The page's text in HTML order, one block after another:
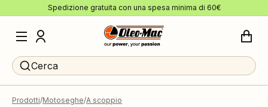
Spedizione gratuita con una spesa minima di 60€
Cerca
Prodotti Motoseghe A scoppio